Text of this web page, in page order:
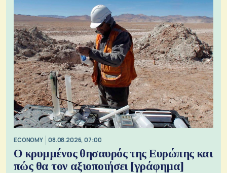
ECONOMY 08.08.2026, 07:00
Ο κρυμμένος θησαυρός της Ευρώπης και
πώς θα τον αξιοποιήσει [γράφημα]